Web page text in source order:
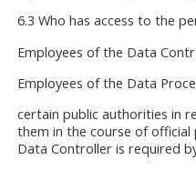
6.3 Who has access to the
Employees of the Data
Employees of the Data
certain public authorities in
them in the course of official
Data Controller is required